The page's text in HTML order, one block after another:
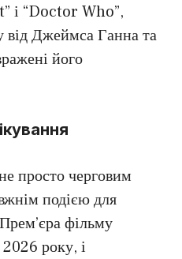
і “Doctor Who”,
від Джеймса Ганна та
його
просто черговим
подією для
фільму
2026 року, і